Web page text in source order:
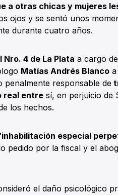
a otras chicas y mujeres
ojos y se sentó unos
durante cuatro años.
4 de La Plata a cargo
Matías Andrés Blanco
responsable de
real entre sí, en perjuicio de
los hechos.
especial
pedido por la fiscal y el
el daño psicológico